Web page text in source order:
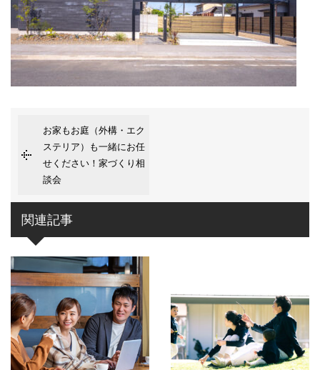
お家もお庭（外構・エク
ステリア）も一緒にお任
せください！家づくり相
談会
関連記事